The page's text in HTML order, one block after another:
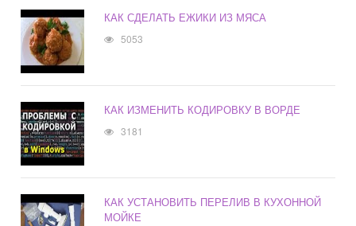
КАК СДЕЛАТЬ ЕЖИКИ ИЗ МЯСА
5053
КАК ИЗМЕНИТЬ КОДИРОВКУ В ВОРДЕ
3181
КАК УСТАНОВИТЬ ПЕРЕЛИВ В КУХОННОЙ
МОЙКЕ